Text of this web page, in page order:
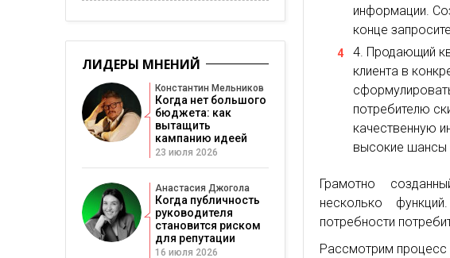
информации.
конце
Продающий
клиента в
потребителю
качественную
высокие шансы
Грамотно
несколько
потребности
Рассмотрим процесс
ЛИДЕРЫ МНЕНИЙ
Константин Мельников
Когда нет большого
бюджета: как
вытащить
кампанию идеей
23 июля 2026
Анастасия Джогола
Когда публичность
руководителя
становится риском
для репутации
16 июля 2026